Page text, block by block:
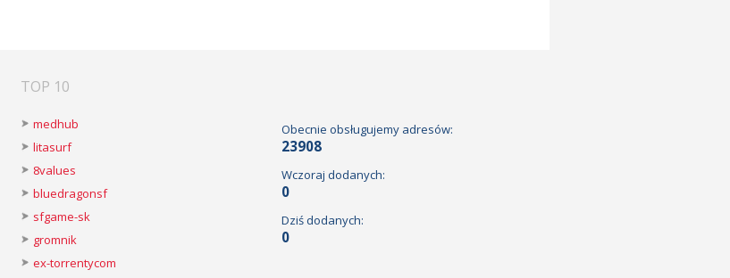
TOP 10
medhub
litasurf
8values
bluedragonsf
sfgame-sk
gromnik
ex-torrentycom
Obecnie obsługujemy adresów:
23908
Wczoraj dodanych:
0
Dziś dodanych:
0